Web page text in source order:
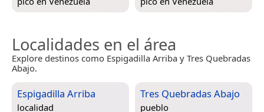
Localidades en el área
Explore destinos como Espigadilla Arriba y Tres Quebradas
Abajo.
Espigadilla Arriba
localidad
Tres Quebradas Abajo
pueblo